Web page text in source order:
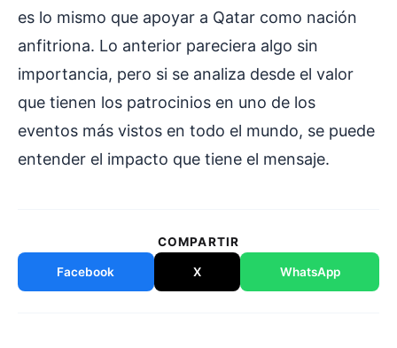
es lo mismo que apoyar a Qatar como nación
anfitriona. Lo anterior pareciera algo sin
importancia, pero si se analiza desde el valor
que tienen los patrocinios en uno de los
eventos más vistos en todo el mundo, se puede
entender el impacto que tiene el mensaje.
COMPARTIR
Facebook X WhatsApp